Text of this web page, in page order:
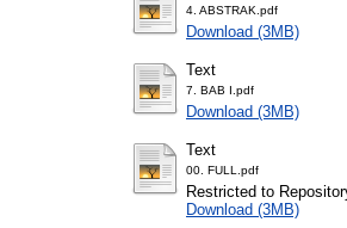
4. ABSTRAK.pdf
Download (3MB)
Text
7. BAB I.pdf
Download (3MB)
Text
00. FULL.pdf
Restricted to
Download (3MB)